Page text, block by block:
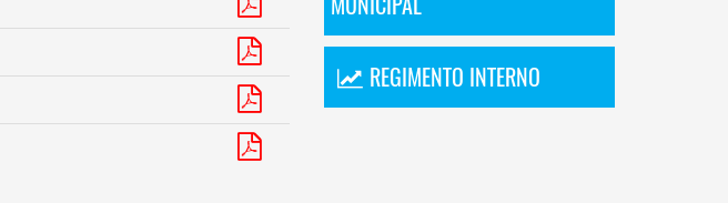
REGIMENTO INTERNO